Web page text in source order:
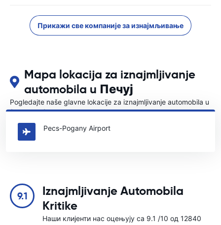
Прикажи све компаније за изнајмљивање
Mapa lokacija za iznajmljivanje
automobila u Печуј
Pogledajte naše glavne lokacije za iznajmljivanje automobila u
{COUNTRI}
Pecs-Pogany Airport
9.1
Iznajmljivanje Automobila
Kritike
Наши клијенти нас оцењују са 9.1 /10 од 12840